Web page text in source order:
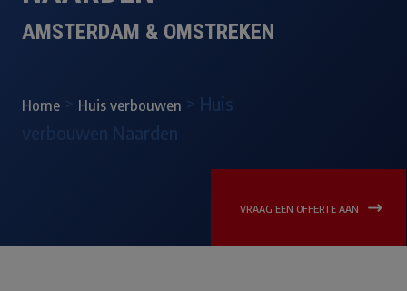
AMSTERDAM & OMSTREKEN
Home Huis verbouwen > Huis
verbouwen Naarden
VRAAG EEN OFFERTE AAN